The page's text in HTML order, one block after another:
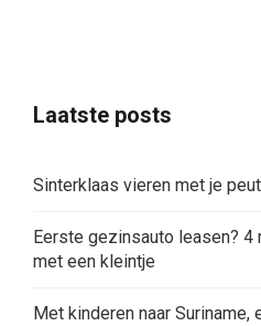
Laatste posts
Sinterklaas vieren met je
Eerste gezinsauto leasen?
met een kleintje
Met kinderen naar Suriname,